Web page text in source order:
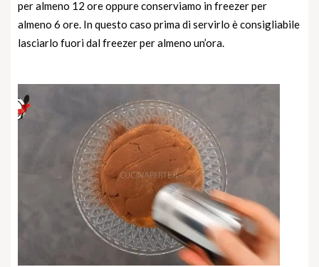
per almeno 12 ore oppure conserviamo in freezer per
almeno 6 ore. In questo caso prima di servirlo è consigliabile
lasciarlo fuori dal freezer per almeno un’ora.